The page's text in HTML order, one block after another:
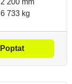
6 733 kg
Poptat